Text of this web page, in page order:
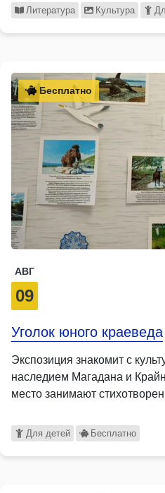
Литература Культура
Бесплатно
АВГ
09
Уголок юного краеведа
Экспозиция знакомит с
наследием Магадана и
место занимают
Для детей Бесплатно